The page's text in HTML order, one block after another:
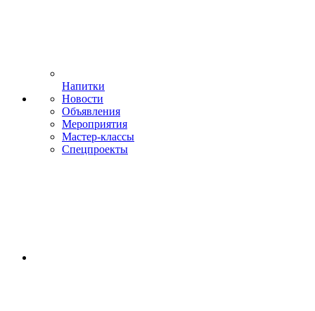
Напитки
Новости
Объявления
Мероприятия
Мастер-классы
Спецпроекты